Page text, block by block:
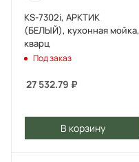
KS-7302i, АРКТИК
(БЕЛЫЙ), кухонная мойка,
кварц
Под заказ
27 532.79 ₽
В корзину